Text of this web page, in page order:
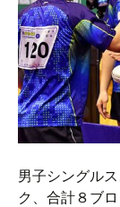
男子シングル
ク、合計８ブ